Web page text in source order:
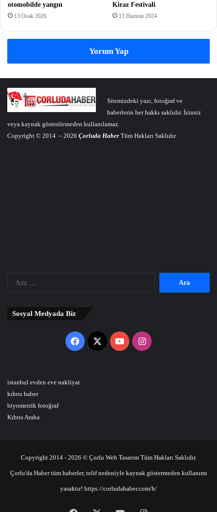
otomobilde yangın
13 Ocak 2026
Kiraz Festivali
13 Haziran 2024
Yorum Yap
Sitemizdeki yazı, fotoğraf ve
haberlerin her hakkı saklıdır. İzinsiz
veya kaynak gösterilemeden kullanılamaz.
Copyright © 2014 – 2026 Çorluda Haber Tüm Hakları Saklıdır.
Sosyal Medyada Biz
Facebook
X YouTubeInstagram
istanbul evden eve nakliyat
kıbrıs haber
biyometrik fotoğraf
Kıbrıs Araba
Copyright 2014 - 2026 © Çorlu Web Tasarım Tüm Hakları Saklıdır.
Çorlu'da Haber tüm haberler, telif nedeniyle kaynak göstermeden kullanımı
yasaktır! https://corludahaber.com/h/